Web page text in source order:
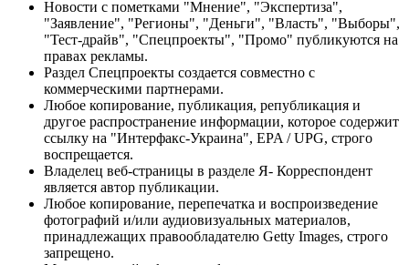
Новости с пометками "Мнение", "Экспертиза",
"Заявление", "Регионы", "Деньги", "Власть", "Выборы",
"Тест-драйв", "Спецпроекты", "Промо" публикуются на
правах рекламы.
Раздел Спецпроекты создается совместно с
коммерческими партнерами.
Любое копирование, публикация, републикация и
другое распространение информации, которое содержит
ссылку на "Интерфакс-Украина", EPA / UPG, строго
воспрещается.
Владелец веб-страницы в разделе Я- Корреспондент
является автор публикации.
Любое копирование, перепечатка и воспроизведение
фотографий и/или аудиовизуальных материалов,
принадлежащих правообладателю Getty Images, строго
запрещено.